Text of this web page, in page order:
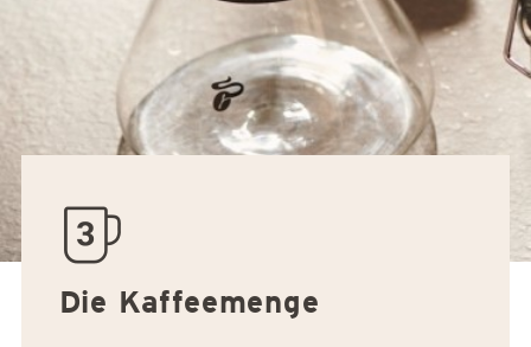
quantity03
Die Kaffeemenge